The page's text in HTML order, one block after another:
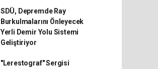
SDÜ, Depremde Ray
Burkulmalarını Önleyecek
Yerli Demir Yolu Sistemi
Geliştiriyor
"Lerestograf" Sergisi